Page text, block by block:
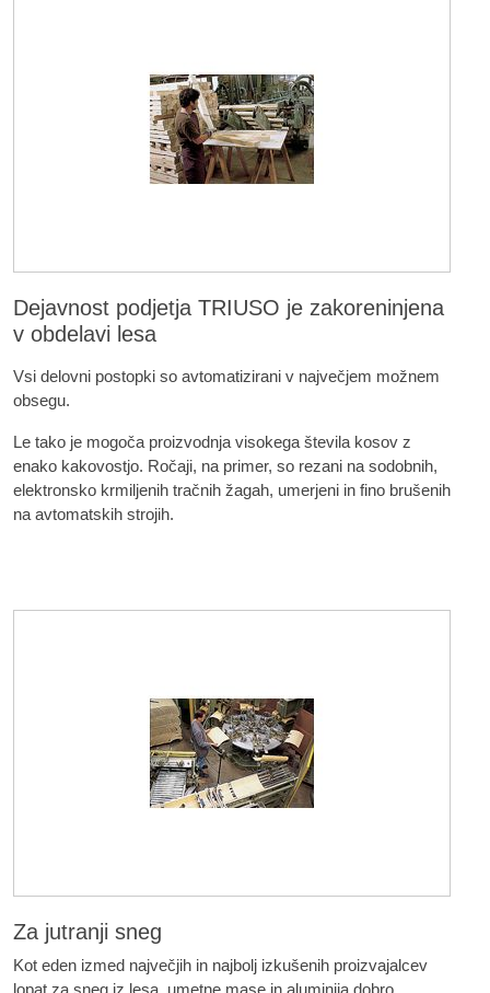
Dejavnost podjetja TRIUSO je zakoreninjena
v obdelavi lesa
Vsi delovni postopki so avtomatizirani v največjem možnem
obsegu.
Le tako je mogoča proizvodnja visokega števila kosov z
enako kakovostjo. Ročaji, na primer, so rezani na sodobnih,
elektronsko krmiljenih tračnih žagah, umerjeni in fino brušenih
na avtomatskih strojih.
Za jutranji sneg
Kot eden izmed največjih in najbolj izkušenih proizvajalcev
lopat za sneg iz lesa, umetne mase in aluminija dobro